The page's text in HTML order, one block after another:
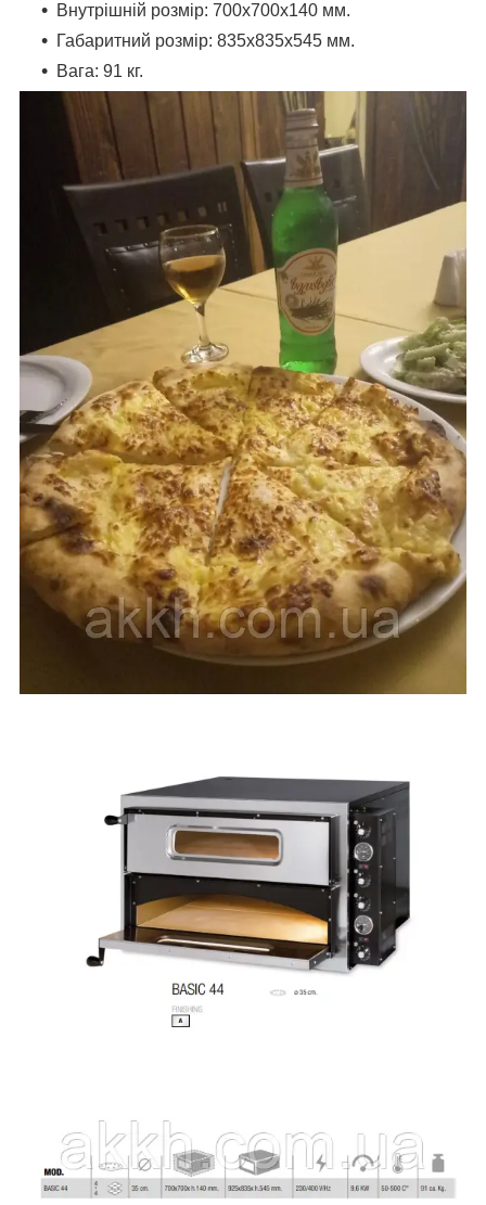
Внутрішній розмір: 700х700х140 мм.
Габаритний розмір: 835х835х545 мм.
Вага: 91 кг.